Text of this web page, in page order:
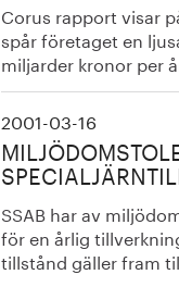
Corus rapport visar
spår företaget en
miljarder kronor per
2001-03-16
SSAB har av
för en årlig
tillstånd gäller fram